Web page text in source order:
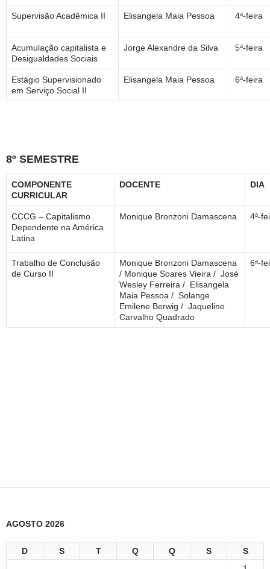
Supervisão Acadêmica II Elisangela Maia Pessoa 4ª-feira
Acumulação capitalista e
Desigualdades Sociais
Jorge Alexandre da Silva 5ª-feira
Estágio Supervisionado
em Serviço Social II
Elisangela Maia Pessoa 6ª-feira
8º SEMESTRE
COMPONENTE
CURRICULAR
DOCENTE DIA
CCCG – Capitalismo
Dependente na América
Latina
Monique Bronzoni Damascena 4ª-
Trabalho de Conclusão
de Curso II
Monique Bronzoni Damascena
/ Monique Soares Vieira / José
Wesley Ferreira / Elisangela
Maia Pessoa / Solange
Emilene Berwig / Jaqueline
Carvalho Quadrado
6ª-
AGOSTO 2026
D S T Q Q S
S